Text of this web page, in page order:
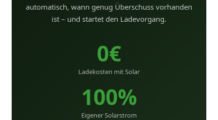
automatisch, wann genug Überschuss vorhanden
ist – und startet den Ladevorgang.
0€
Ladekosten mit Solar
100%
Eigener Solarstrom